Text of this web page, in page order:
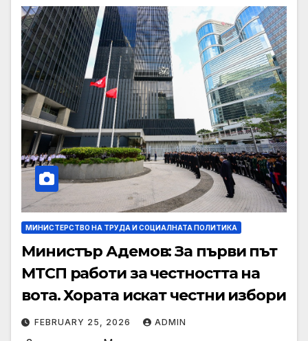
МИНИСТЕРСТВО НА ТРУДА И СОЦИАЛНАТА ПОЛИТИКА
Министър Адемов: За първи път
МТСП работи за честността на
вота. Хората искат честни избори
FEBRUARY 25, 2026 ADMIN